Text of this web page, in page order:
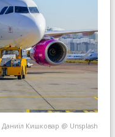
Даниїл Кишковар @ Unsplash